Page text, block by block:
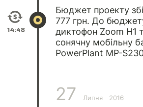
14:48
Бюджет проекту
777 грн. До
диктофон Zoom H1
сонячну мобільну
PowerPlant MP-
27 Липня 2016